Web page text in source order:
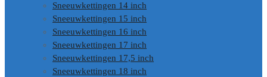
Sneeuwkettingen 14 inch
Sneeuwkettingen 15 inch
Sneeuwkettingen 16 inch
Sneeuwkettingen 17 inch
Sneeuwkettingen 17,5 inch
Sneeuwkettingen 18 inch